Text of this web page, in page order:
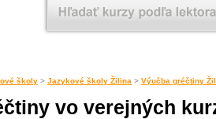
školy > Jazykové školy Žilina > Výučba gréčtiny
vo verejných